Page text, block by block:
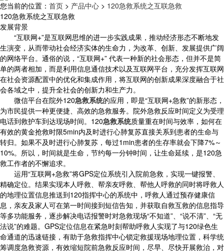
您当前的位置： 首页 > 产品中心 > 120急救系统之互联急救
120急救系统之互联急救
发展背景
“互联网+”是互联网思维的进一步实践成果，推动经济形态不断地发
生演变，从而带动社会经济实体的生命力，为改革、创新、发展提供广阔
的网络平台。通俗的说，“互联网+” 代表一种新的社会形态，但并不是简
单的两者相加，而是利用信息通信技术以及互联网平台，充分发挥互联网
在社会资源配置中的优化和集成作用，将互联网的创新成果深度融合于社
会各域之中，提升全社会的创新力和生产力。
微信平台在院外120急救系统的应用，即是“互联网+急救”的新形态，
为市民提供一种更便捷、高效的急救服务。院外急救反应时间定义为受理
电话到救护车到达现场时间。120急救系统质量重在时间与效率，如何在
有效的黄金抢救时限5min内及时进行心肺复苏直接关系到患者的生命与
转归。如果不及时进行心肺复苏，每过1min患者的生存率就会下降7%～
10%。所以，时间就是生命，节约每一分钟时间，让生命延续，是120急
救工作者的不懈追求。
运用“互联网+急救”将GPS定位系统引入院前急救，实现一键报警、
精确定位。结果实现本人呼救、帮亲友呼救、帮他人呼救的同时将呼救人
的地理位置信息推送到120指挥中心的系统中，呼救人通过预存健康信
息，亲友及家人可在第一时间接到短信告知，并获取自救互救的信息指导
等多功能服务，逐步解决电话报警时对急救现场“不知道”、“说不清”、“无
法说”的难题。GPS定位信息在紧急时刻帮助呼救人实现了与120绿色生
命通道的迅速链接，有助于急救指挥中心锁定救援现场地理位置，科学统
筹调度急救资源，有效缩短院前急救反应时间，尽早、尽快开展救治，对